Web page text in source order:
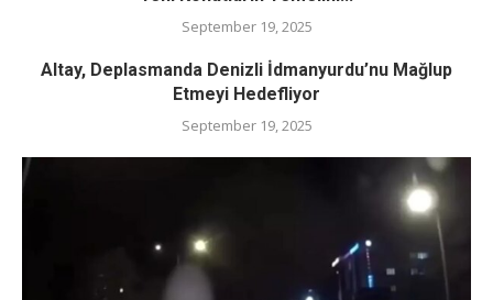
September 19, 2025
Altay, Deplasmanda Denizli İdmanyurdu’nu Mağlup
Etmeyi Hedefliyor
September 19, 2025